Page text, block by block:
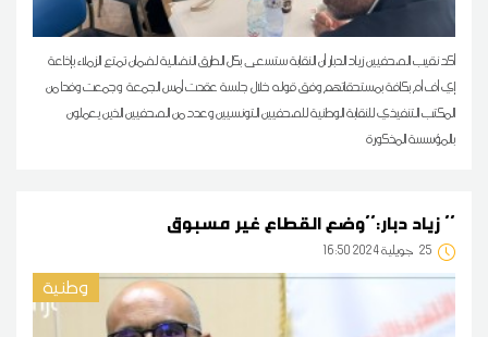
أكد نقيب الصحفيين زياد الدبار أن النقابة ستسعى بكل الطرق النضالية لضمان تمتع الزملاء بإذاعة
إي أف أم بكافة بمستحقاتهم وفق قوله خلال جلسة عقدت أمس الجمعة وجمعت وفدا من
المكتب التنفيذي للنقابة الوطنية للصحفيين التونسيين وعدد من الصحفيين الذين يعملون
بالمؤسسة المذكورة
زياد دبار:''وضع القطاع غير مسبوق ''
25 16:50 2024 جويلية
وطنية